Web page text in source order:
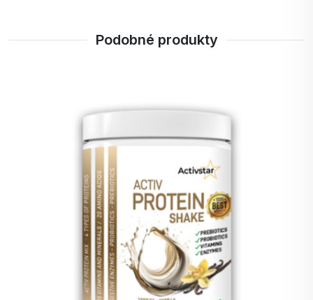
Každý, kto miluje čokoládu: Lahodná čokoládová
Ako si pripraviť Activ Protein shake Čokoláda?
200 – 300 ml vody, mlieka alebo rastlinného
2. Pretrepte v shakeri alebo rozmixujte v mixéri pre
dokonale hladkú konzistenciu.
3. Užite si bohatú čokoládovú chuť a pocit, že
robíte niečo dobré pre svoje telo.
Tip: Pridajte ovocie, orechy alebo ľad a vytvorte si
vlastný smoothies nápoj plný energie.
Podobné produkty